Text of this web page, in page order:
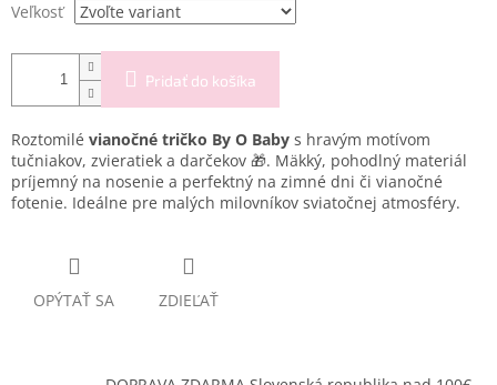
Veľkosť
Pridať do košíka
Roztomilé vianočné tričko By O Baby s hravým motívom
tučniakov, zvieratiek a darčekov 🎁. Mäkký, pohodlný materiál
príjemný na nosenie a perfektný na zimné dni či vianočné
fotenie. Ideálne pre malých milovníkov sviatočnej atmosféry.
OPÝTAŤ SA ZDIEĽAŤ